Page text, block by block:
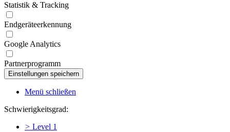
Statistik & Tracking
Endgeräteerkennung
Google Analytics
Partnerprogramm
Menü schließen
Schwierigkeitsgrad:
> Level 1